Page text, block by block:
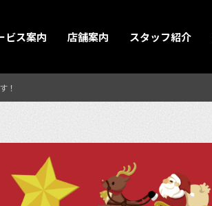
ビス案内 店舗案内 スタッフ紹介
！